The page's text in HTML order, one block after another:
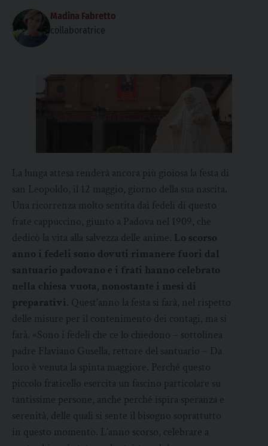
Madina Fabretto
collaboratrice
La lunga attesa renderà ancora più gioiosa la festa di
san Leopoldo, il 12 maggio, giorno della sua nascita.
Una ricorrenza molto sentita dai fedeli di questo
frate cappuccino, giunto a Padova nel 1909, che
dedicò la vita alla salvezza delle anime. Lo scorso
anno i fedeli sono dovuti rimanere fuori dal
santuario padovano e i frati hanno celebrato
nella chiesa vuota, nonostante i mesi di
preparativi . Quest’anno la festa si farà, nel rispetto
delle misure per il contenimento dei contagi, ma si
farà. «Sono i fedeli che ce lo chiedono – sottolinea
padre Flaviano Gusella, rettore del santuario – Da
loro è venuta la spinta maggiore. Perché questo
piccolo fraticello esercita un fascino particolare su
tantissime persone, anche perché ispira speranza e
serenità, delle quali si sente il bisogno soprattutto
in questo momento. L’anno scorso, celebrare a